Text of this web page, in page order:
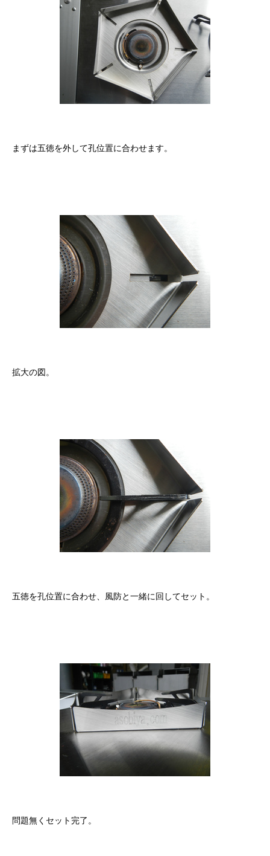
まずは五徳を外して孔位置に合わせます。
拡大の図。
五徳を孔位置に合わせ、風防と一緒に回してセット。
問題無くセット完了。